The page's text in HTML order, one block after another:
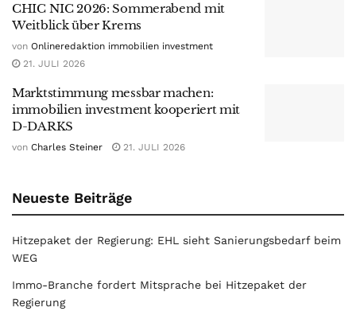
CHIC NIC 2026: Sommerabend mit
Weitblick über Krems
von Onlineredaktion immobilien investment
21. JULI 2026
Marktstimmung messbar machen:
immobilien investment kooperiert mit
D-DARKS
von Charles Steiner 21. JULI 2026
Neueste Beiträge
Hitzepaket der Regierung: EHL sieht Sanierungsbedarf beim
WEG
Immo-Branche fordert Mitsprache bei Hitzepaket der
Regierung